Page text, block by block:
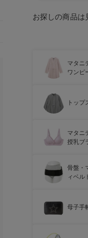
お探しの商品は
マタニ
ワンピ
トップ
マタニ
授乳ブ
骨盤・
ィベル
母子手